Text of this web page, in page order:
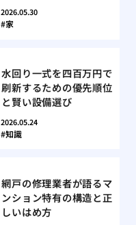
2026.05.30
家
水回り一式を四百万円で
刷新するための優先順位
と賢い設備選び
2026.05.24
知識
網戸の修理業者が語るマ
ンション特有の構造と正
しいはめ方